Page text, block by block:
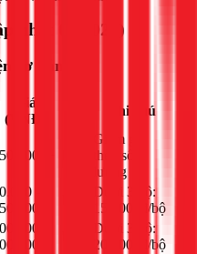
nhật 03/2026)
cơ bản
Giá
(VNĐ)
Ghi chú
Giảm giá
theo số
lượng
-
Dưới 3 bộ:
150.000đ/bộ
-
Dưới 3 bộ:
200.000đ/bộ